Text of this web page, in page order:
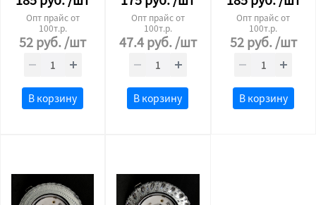
Опт прайс от
100т.р.
52руб./шт
В корзину
Опт прайс от
100т.р.
47.4руб./шт
В корзину
Опт прайс от
100т.р.
52руб./шт
В корзину